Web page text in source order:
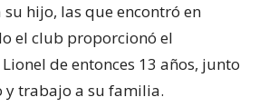
hijo, las que encontró en
el club proporcionó el
de entonces 13 años, junto
y trabajo a su familia.